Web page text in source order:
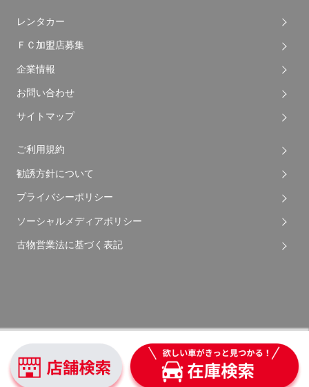
レンタカー
ＦＣ加盟店募集
企業情報
お問い合わせ
サイトマップ
ご利用規約
勧誘方針について
プライバシーポリシー
ソーシャルメディアポリシー
古物営業法に基づく表記